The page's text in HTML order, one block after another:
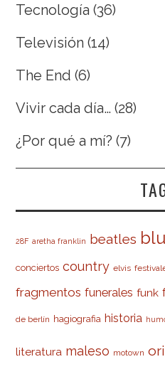
Tecnología (36)
Televisión (14)
The End (6)
Vivir cada día… (28)
¿Por qué a mí? (7)
28F aretha franklin beatles
conciertos country elvis
fragmentos funerales funk
de berlín hagiografia historia
literatura maleso motown